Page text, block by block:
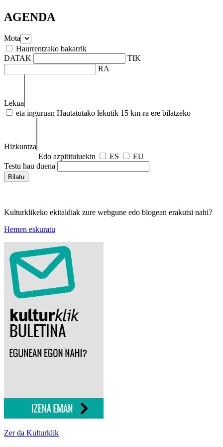
AGENDA
Mota
Haurrentzako bakarrik
DATAK
TIK
RA
Lekua
eta inguruan Hautatutako lekutik 15 km-ra ere bilatzeko
Hizkuntza
Edo azpitituluekin
ES
EU
Testu hau duena
Kulturklikeko ekitaldiak zure webgune edo blogean erakutsi nahi?
Hemen eskuratu
Zer da Kulturklik